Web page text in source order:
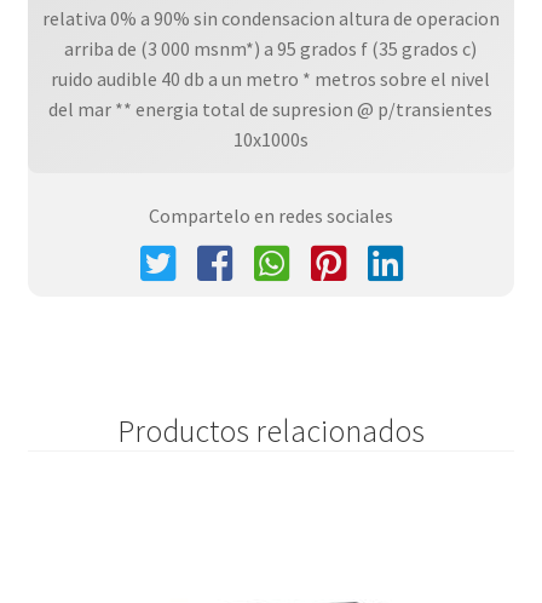
relativa 0% a 90% sin condensacion altura de operacion
arriba de (3 000 msnm*) a 95 grados f (35 grados c)
ruido audible 40 db a un metro * metros sobre el nivel
del mar ** energia total de supresion @ p/transientes
10x1000s
Compartelo en redes sociales
Productos relacionados